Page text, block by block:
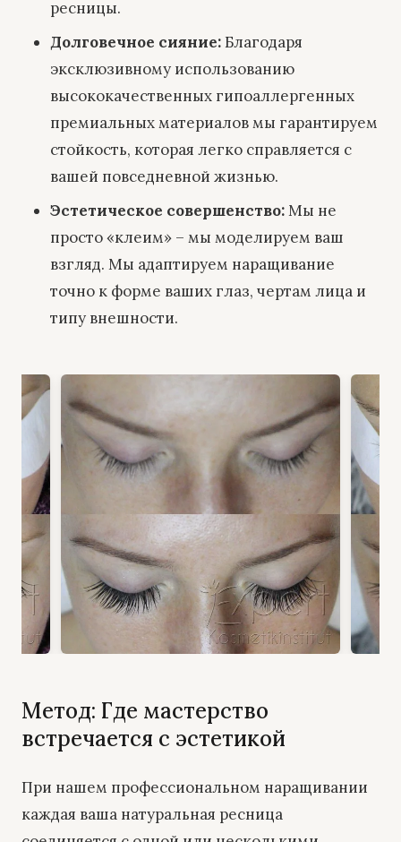
ресницы.
Долговечное сияние:Благодаря
эксклюзивному использованию
высококачественных гипоаллергенных
премиальных материалов мы гарантируем
стойкость, которая легко справляется с
вашей повседневной жизнью.
Эстетическое совершенство:Мы не
просто «клеим» – мы моделируем ваш
взгляд. Мы адаптируем наращивание
точно к форме ваших глаз, чертам лица и
типу внешности.
Метод: Где мастерство
встречается с эстетикой
При нашем профессиональном наращивании
каждая ваша натуральная ресница